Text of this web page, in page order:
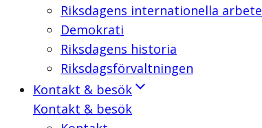
Riksdagens internationella arbete
Demokrati
Riksdagens historia
Riksdagsförvaltningen
Kontakt & besök
Kontakt & besök